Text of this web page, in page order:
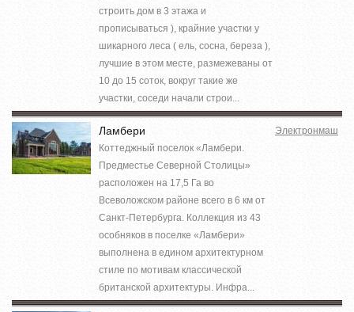
строить дом в 3 этажа и
прописываться ), крайние участки у
шикарного леса ( ель, сосна, береза ),
лучшие в этом месте, размежеваны от
10 до 15 соток, вокруг такие же
участки, соседи начали строи...
Ламбери
Коттеджный поселок «Ламбери.
Предместье Северной Столицы»
расположен на 17,5 Га во
Всеволожском районе всего в 6 км от
Санкт-Петербурга. Коллекция из 43
особняков в поселке «Ламбери»
выполнена в едином архитектурном
стиле по мотивам классической
британской архитектуры. Инфра...
Электронмаш